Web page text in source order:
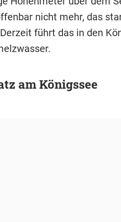
nicht mehr, das
führt das in den
am Königssee